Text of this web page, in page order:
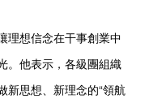
想信念在干事創業中
。他表示，各級團組織
新思想、新理念的“領航